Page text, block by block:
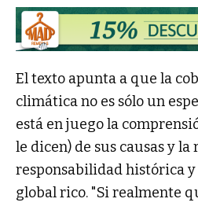
El texto apunta a que la
climática no es sólo un
está en juego la
le dicen) de sus causas y
responsabilidad histórica
global rico. "Si realmente